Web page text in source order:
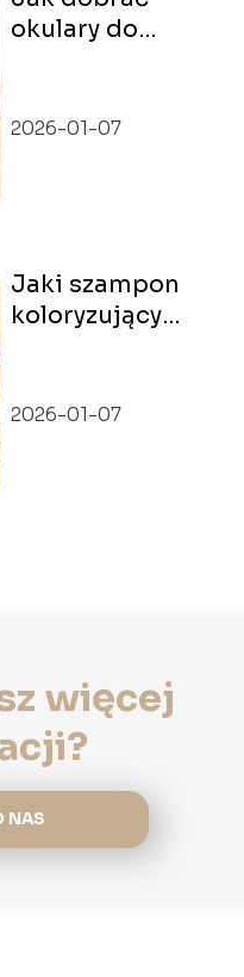
okulary do
wskazówki i
2026-01-07
Jaki szampon
koloryzujący
Odpowiedzi na
2026-01-07
więcej
NAS